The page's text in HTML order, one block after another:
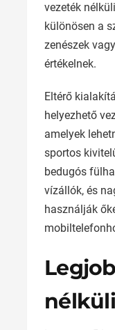
vezeték
különösen a
zenészek
értékelnek.
Eltérő
helyezhető
amelyek
sportos
bedugós
vízállók, és
használják